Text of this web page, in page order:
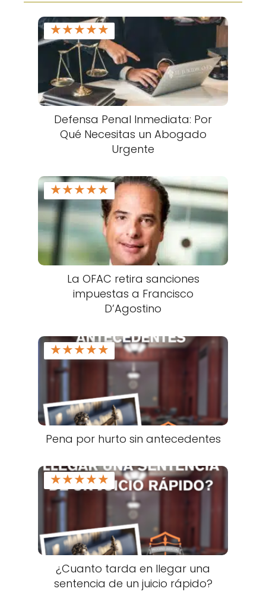
★★★★★
Defensa Penal Inmediata: Por
Qué Necesitas un Abogado
Urgente
★★★★★
La OFAC retira sanciones
impuestas a Francisco
D’Agostino
★★★★★
Pena por hurto sin antecedentes
★★★★★
¿Cuanto tarda en llegar una
sentencia de un juicio rápido?